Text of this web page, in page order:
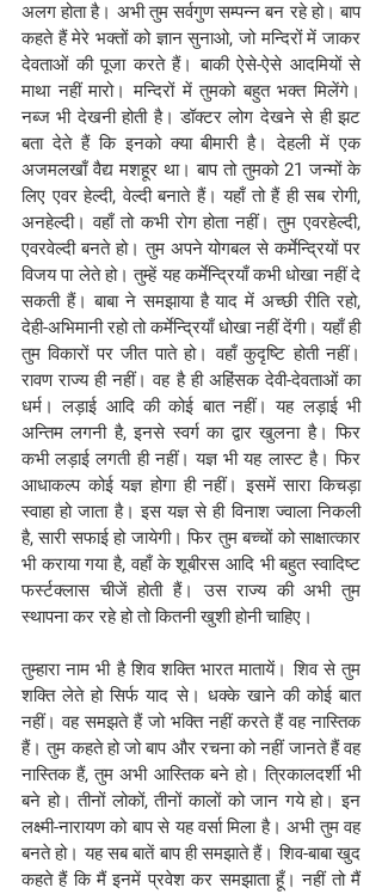
अलग होता है। अभी तुम सर्वगुण सम्पन्न बन रहे हो। बाप
कहते हैं मेरे भक्तों को ज्ञान सुनाओ, जो मन्दिरों में जाकर
देवताओं की पूजा करते हैं। बाकी ऐसे-ऐसे आदमियों से
माथा नहीं मारो। मन्दिरों में तुमको बहुत भक्त मिलेंगे।
नब्ज भी देखनी होती है। डॉक्टर लोग देखने से ही झट
बता देते हैं कि इनको क्या बीमारी है। देहली में एक
अजमलखाँ वैद्य मशहूर था। बाप तो तुमको 21 जन्मों के
लिए एवर हेल्दी, वेल्दी बनाते हैं। यहाँ तो हैं ही सब रोगी,
अनहेल्दी। वहाँ तो कभी रोग होता नहीं। तुम एवरहेल्दी,
एवरवेल्दी बनते हो। तुम अपने योगबल से कर्मेन्द्रियों पर
विजय पा लेते हो। तुम्हें यह कर्मेन्द्रियाँ कभी धोखा नहीं दे
सकती हैं। बाबा ने समझाया है याद में अच्छी रीति रहो,
देही-अभिमानी रहो तो कर्मेन्द्रियाँ धोखा नहीं देंगी। यहाँ ही
तुम विकारों पर जीत पाते हो। वहाँ कुदृष्टि होती नहीं।
रावण राज्य ही नहीं। वह है ही अहिंसक देवी-देवताओं का
धर्म। लड़ाई आदि की कोई बात नहीं। यह लड़ाई भी
अन्तिम लगनी है, इनसे स्वर्ग का द्वार खुलना है। फिर
कभी लड़ाई लगती ही नहीं। यज्ञ भी यह लास्ट है। फिर
आधाकल्प कोई यज्ञ होगा ही नहीं। इसमें सारा किचड़ा
स्वाहा हो जाता है। इस यज्ञ से ही विनाश ज्वाला निकली
है, सारी सफाई हो जायेगी। फिर तुम बच्चों को साक्षात्कार
भी कराया गया है, वहाँ के शूबीरस आदि भी बहुत स्वादिष्ट
फर्स्टक्लास चीजें होती हैं। उस राज्य की अभी तुम
स्थापना कर रहे हो तो कितनी खुशी होनी चाहिए।
तुम्हारा नाम भी है शिव शक्ति भारत मातायें। शिव से तुम
शक्ति लेते हो सिर्फ याद से। धक्के खाने की कोई बात
नहीं। वह समझते हैं जो भक्ति नहीं करते हैं वह नास्तिक
हैं। तुम कहते हो जो बाप और रचना को नहीं जानते हैं वह
नास्तिक हैं, तुम अभी आस्तिक बने हो। त्रिकालदर्शी भी
बने हो। तीनों लोकों, तीनों कालों को जान गये हो। इन
लक्ष्मी-नारायण को बाप से यह वर्सा मिला है। अभी तुम वह
बनते हो। यह सब बातें बाप ही समझाते हैं। शिव-बाबा खुद
कहते हैं कि मैं इनमें प्रवेश कर समझाता हूँ। नहीं तो मैं